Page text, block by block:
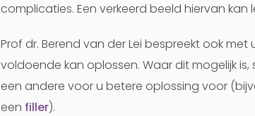
complicaties. Een verkeerd beeld hiervan kan
Prof dr. Berend van der Lei bespreekt ook
voldoende kan oplossen. Waar dit mogelijk
een andere voor u betere oplossing voor
een filler).